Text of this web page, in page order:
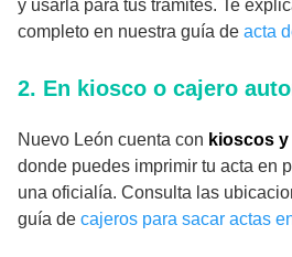
y usarla para tus trámites. Te
completo en nuestra guía de acta
2. En kiosco o cajero
Nuevo León cuenta con kioscos
donde puedes imprimir tu acta en
una oficialía. Consulta las
guía de cajeros para sacar actas